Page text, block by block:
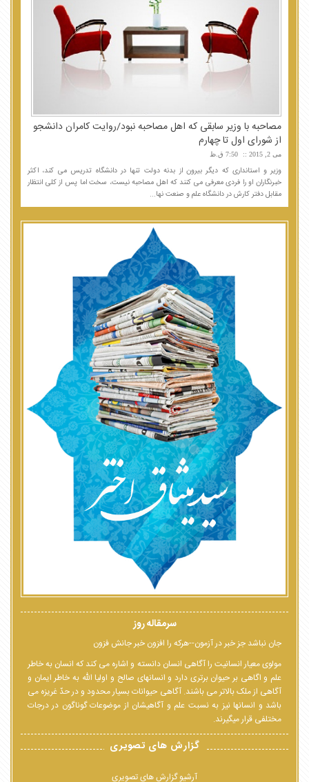
مصاحبه با وزیر سابقی که اهل مصاحبه نبود/روایت کامران دانشجو
از شورای اول تا چهارم
می 2, 2015 7:50 ق.ظ
وزیر و استانداری که دیگر بیرون از بدنه دولت تنها در دانشگاه تدریس می کند، اکثر
خبرنگاران او را فردی معرفی می کنند که اهل مصاحبه نیست، سخت اما پس از کلی انتظار
مقابل دفتر کارش در دانشگاه علم و صنعت نها...
سرمقاله روز
جان نباشد جز خبر در آزمون--هرکه را افزون خبر جانش فزون
مولوی معیار انسانیت را آگاهی انسان دانسته و اشاره می کند که انسان به خاطر
علم و اگاهی بر حیوان برتری دارد و انسانهای صالح و اولیا الله به خاطر ایمان و
آگاهی از ملک بالاتر می باشند. آگاهی حیوانات بسیار محدود و در حدّ غریزه می
باشد و انسانها نیز به نسبت علم و آگاهیشان از موضوعات گوناگون در درجات
مختلفی قرار میگیرند.
گزارش های تصویری
آرشیو گزارش های تصویری